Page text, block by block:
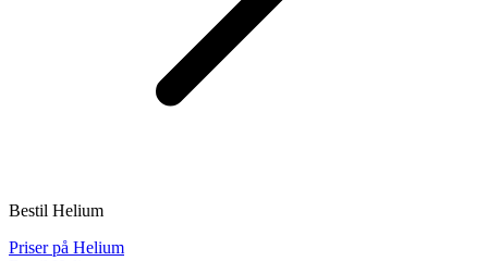
Bestil Helium
Priser på Helium